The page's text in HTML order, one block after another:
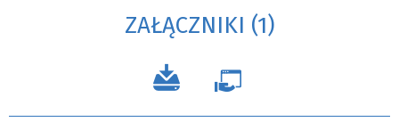
ZAŁĄCZNIKI (1)